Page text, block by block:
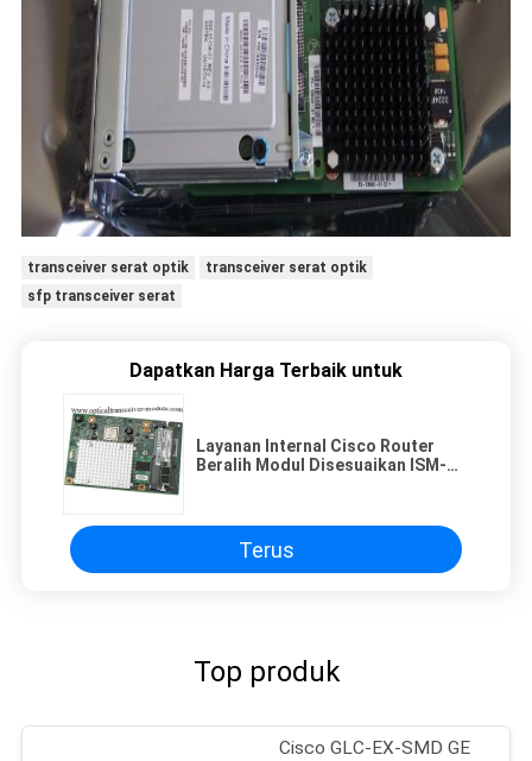
transceiver serat optik
transceiver serat optik
sfp transceiver serat
Dapatkan Harga Terbaik untuk
Layanan Internal Cisco Router
Beralih Modul Disesuaikan ISM-
Terus
Top produk
Cisco GLC-EX-SMD GE